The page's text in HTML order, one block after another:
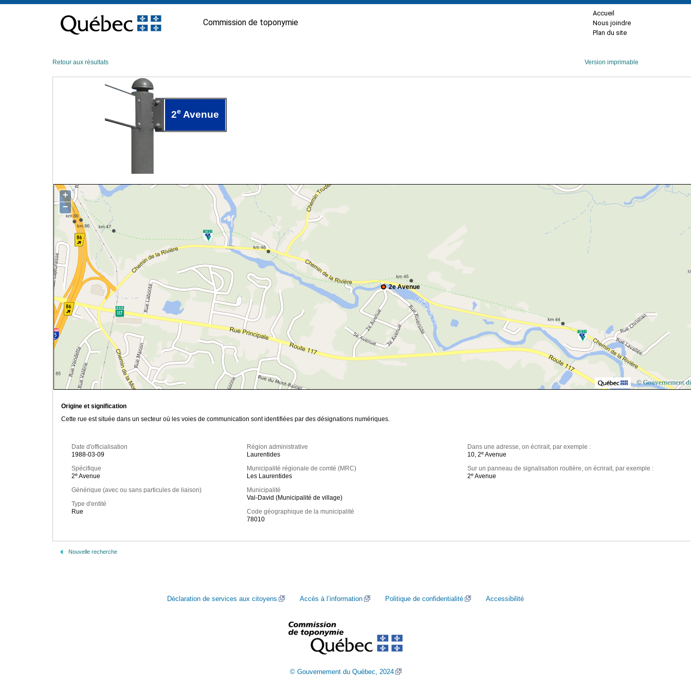
contenu
Commission de toponymie
Accueil
Nous joindre
Plan du site
Retour aux résultats Version imprimable
2e Avenue
2e Avenue
+
−
© Gouvernement
Origine et signification
Cette rue est située dans un secteur où les voies de communication sont identifiées par des désignations numériques.
Date d'officialisation
1988-03-09
Spécifique
2e Avenue
Générique (avec ou sans particules de liaison)
Type d'entité
Rue
Région administrative
Laurentides
Municipalité régionale de comté (MRC)
Les Laurentides
Municipalité
Val-David (Municipalité de village)
Code géographique de la municipalité
78010
Dans une adresse, on écrirait, par exemple :
10, 2e Avenue
Sur un panneau de signalisation routière, on écrirait, par exemple :
2e Avenue
Nouvelle recherche
Déclaration de services aux citoyens Accès à l’information Politique de confidentialité Accessibilité
© Gouvernement du Québec, 2024